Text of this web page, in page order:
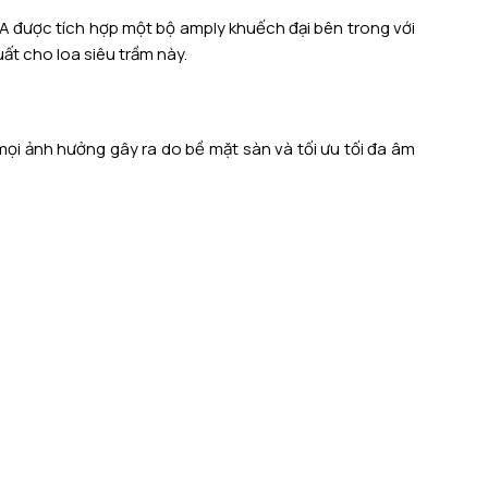
được tích hợp một bộ amply khuếch đại bên trong với
cho loa siêu trầm này.
ảnh hưởng gây ra do bề mặt sàn và tối ưu tối đa âm